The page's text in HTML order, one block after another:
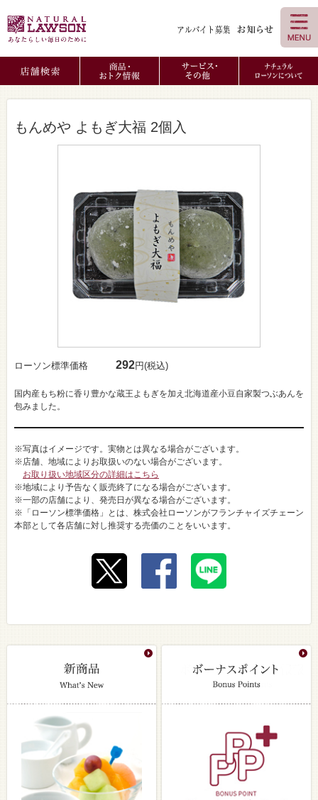
もんめや よもぎ大福 2個入
ローソン標準価格 292円(税込)
国内産もち粉に香り豊かな蔵王よもぎを加え北海道産小豆自家製つぶあんを
包みました。
※写真はイメージです。実物とは異なる場合がございます。
※店舗、地域によりお取扱いのない場合がございます。
お取り扱い地域区分の詳細はこちら
※地域により予告なく販売終了になる場合がございます。
※一部の店舗により、発売日が異なる場合がございます。
※「ローソン標準価格」とは、株式会社ローソンがフランチャイズチェーン
本部として各店舗に対し推奨する売価のことをいいます。